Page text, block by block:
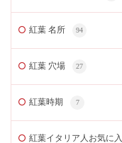
紅葉 名所 94
紅葉 穴場 27
紅葉時期 7
紅葉イタリア人お気に